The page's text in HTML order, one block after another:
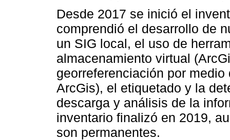
Desde 2017 se inició el
comprendió el desarrollo de
un SIG local, el uso de
almacenamiento virtual
georreferenciación por
ArcGis), el etiquetado y la
descarga y análisis de la
inventario finalizó en 2019,
son permanentes.